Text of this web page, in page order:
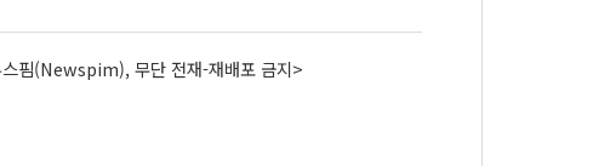
스핌(Newspim), 무단 전재-재배포 금지>